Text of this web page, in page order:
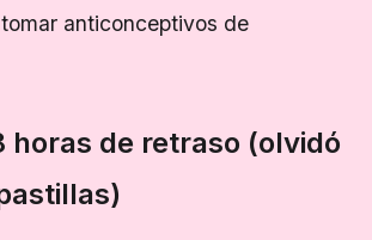
anticonceptivos de
horas de retraso (olvidó